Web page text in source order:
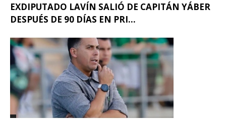
EXDIPUTADO LAVÍN SALIÓ DE CAPITÁN YÁBER
DESPUÉS DE 90 DÍAS EN PRI...